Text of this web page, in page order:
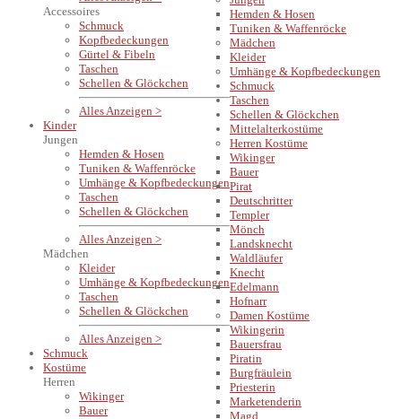
Accessoires
Schmuck
Kopfbedeckungen
Gürtel & Fibeln
Taschen
Schellen & Glöckchen
Alles Anzeigen >
Kinder
Jungen
Hemden & Hosen
Tuniken & Waffenröcke
Umhänge & Kopfbedeckungen
Taschen
Schellen & Glöckchen
Alles Anzeigen >
Mädchen
Kleider
Umhänge & Kopfbedeckungen
Taschen
Schellen & Glöckchen
Alles Anzeigen >
Schmuck
Kostüme
Herren
Wikinger
Bauer
Hemden & Hosen
Tuniken & Waffenröcke
Mädchen
Kleider
Umhänge & Kopfbedeckungen
Schmuck
Taschen
Schellen & Glöckchen
Mittelalterkostüme
Herren Kostüme
Wikinger
Bauer
Pirat
Deutschritter
Templer
Mönch
Landsknecht
Waldläufer
Knecht
Edelmann
Hofnarr
Damen Kostüme
Wikingerin
Bauersfrau
Piratin
Burgfräulein
Priesterin
Marketenderin
Magd